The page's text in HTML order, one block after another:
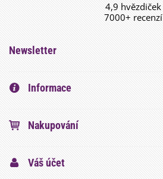
4,9 hvězdiček
7000+ recenzí
Newsletter
Informace
Nakupování
Váš účet